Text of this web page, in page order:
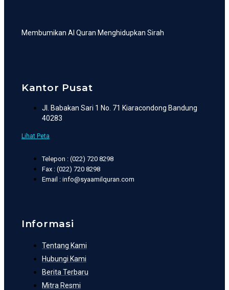
Membumikan Al Quran Menghidupkan Sirah
Kantor Pusat
Jl. Babakan Sari 1 No. 71 Kiaracondong Bandung
40283
Lihat Peta
Telepon : (022) 720 8298
Fax : (022) 720 8298
Email : info@syaamilquran.com
Informasi
Tentang Kami
Hubungi Kami
Berita Terbaru
Mitra Resmi